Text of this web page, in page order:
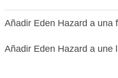
Añadir Eden Hazard a una
Añadir Eden Hazard a une